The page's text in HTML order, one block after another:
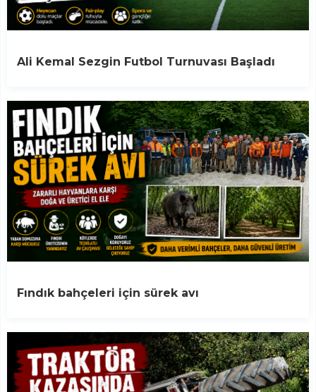
Ali Kemal Sezgin Futbol Turnuvası Başladı
Fındık bahçeleri için sürek avı